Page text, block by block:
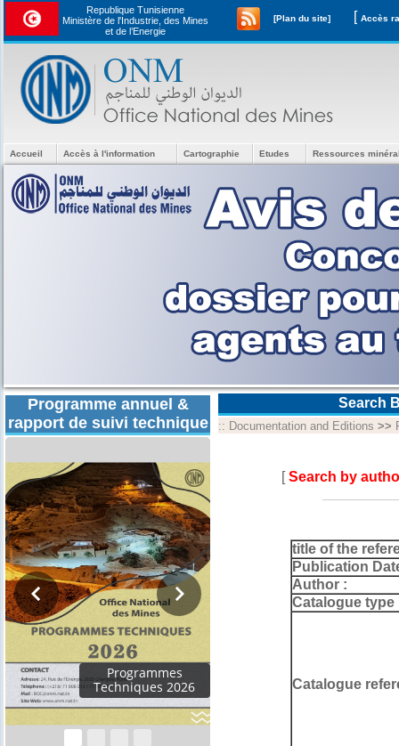
Republique Tunisienne
Ministère de l'Industrie, des Mines
et de l’Energie
[Plan du site] [
Accueil Accès à l'information Cartographie Etudes Ressources
Programme annuel &
rapport de suivi technique
Programmes
Techniques 2026
Search
:: Documentation and Editions >>
[Search by
title of the
Publication
Author :
Catalogue type
Catalogue